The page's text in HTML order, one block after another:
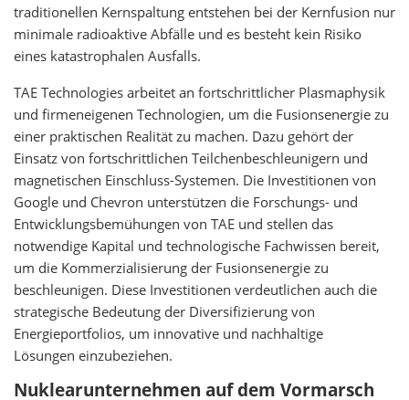
traditionellen Kernspaltung entstehen bei der Kernfusion nur
minimale radioaktive Abfälle und es besteht kein Risiko
eines katastrophalen Ausfalls.
TAE Technologies arbeitet an fortschrittlicher Plasmaphysik
und firmeneigenen Technologien, um die Fusionsenergie zu
einer praktischen Realität zu machen. Dazu gehört der
Einsatz von fortschrittlichen Teilchenbeschleunigern und
magnetischen Einschluss-Systemen. Die Investitionen von
Google und Chevron unterstützen die Forschungs- und
Entwicklungsbemühungen von TAE und stellen das
notwendige Kapital und technologische Fachwissen bereit,
um die Kommerzialisierung der Fusionsenergie zu
beschleunigen. Diese Investitionen verdeutlichen auch die
strategische Bedeutung der Diversifizierung von
Energieportfolios, um innovative und nachhaltige
Lösungen einzubeziehen.
Nuklearunternehmen auf dem Vormarsch